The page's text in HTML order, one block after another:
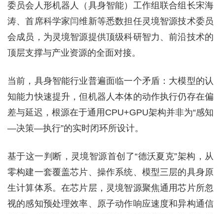
委员会人形机器人（具身智能）工作组联合组长宋海
涛、首席科学家闫维新等悉数担任灵境智源技术委员
会成员，为灵境智源提供顶级科研智力、前沿技术的
顶层支撑与产业资源的全面对接。
当前，具身智能行业普遍面临一个矛盾：大模型的认
知能力快速提升，但机器人本体的动作执行仍存在偏
差与延迟，根源在于通用CPU+GPU架构并非为“感知
—决策—执行”的实时闭环所设计。
基于这一判断，灵境智源首创了“德沃夏克”架构，从
零构建一套覆盖芯片、操作系统、模型三层的具身原
生计算体系。在芯片层，灵境智源聚焦通用芯片所忽
视的感知预处理效率、原子动作响应速度和异构通信